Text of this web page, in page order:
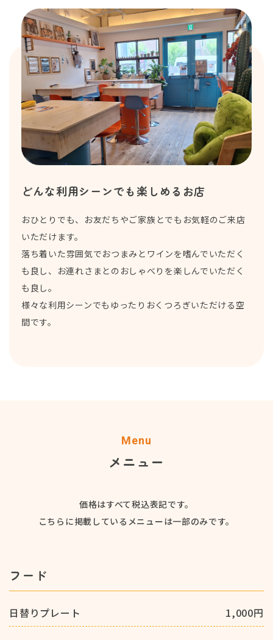
どんな利用シーンでも楽しめるお店
おひとりでも、お友だちやご家族とでもお気軽のご来店
いただけます。
落ち着いた雰囲気でおつまみとワインを嗜んでいただく
も良し、お連れさまとのおしゃべりを楽しんでいただく
も良し。
様々な利用シーンでもゆったりおくつろぎいただける空
間です。
Menu
メニュー
価格はすべて税込表記です。
こちらに掲載しているメニューは一部のみです。
フード
日替りプレート 1,000円